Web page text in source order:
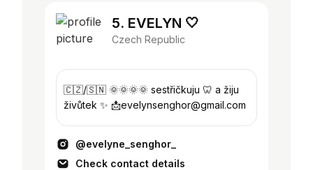
5. EVELYN 🤍
Czech Republic
🇨🇿/🇸🇳 🌞🌞🌞🌞 sestřičkuju 🦷 a žiju
živůtek ✨ 📩evelynsenghor@gmail.com
@evelyne_senghor_
Check contact details